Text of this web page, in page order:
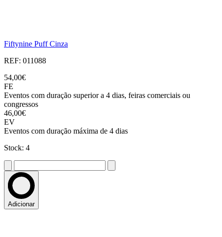
Fiftynine Puff Cinza
REF: 011088
54,00€
FE
Eventos com duração superior a 4 dias, feiras comerciais ou
congressos
46,00€
EV
Eventos com duração máxima de 4 dias
Stock: 4
Adicionar